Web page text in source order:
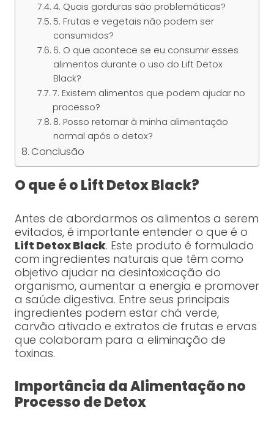
4. Quais gorduras são problemáticas?
5. Frutas e vegetais não podem ser
consumidos?
6. O que acontece se eu consumir esses
alimentos durante o uso do Lift Detox
Black?
7. Existem alimentos que podem ajudar no
processo?
8. Posso retornar à minha alimentação
normal após o detox?
Conclusão
O que é o Lift Detox Black?
Antes de abordarmos os alimentos a serem
evitados, é importante entender o que é o
Lift Detox Black. Este produto é formulado
com ingredientes naturais que têm como
objetivo ajudar na desintoxicação do
organismo, aumentar a energia e promover
a saúde digestiva. Entre seus principais
ingredientes podem estar chá verde,
carvão ativado e extratos de frutas e ervas
que colaboram para a eliminação de
toxinas.
Importância da Alimentação no
Processo de Detox